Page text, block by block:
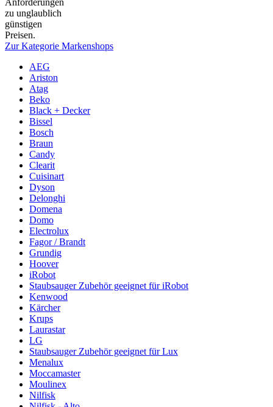
Anforderungen
zu unglaublich
günstigen
Preisen.
Zur Kategorie Markenshops
AEG
Ariston
Atag
Beko
Black + Decker
Bissel
Bosch
Braun
Candy
Clearit
Cuisinart
Dyson
Delonghi
Domena
Domo
Electrolux
Fagor / Brandt
Grundig
Hoover
iRobot
Staubsauger Zubehör geeignet für iRobot
Kenwood
Kärcher
Krups
Laurastar
LG
Staubsauger Zubehör geeignet für Lux
Menalux
Moccamaster
Moulinex
Nilfisk